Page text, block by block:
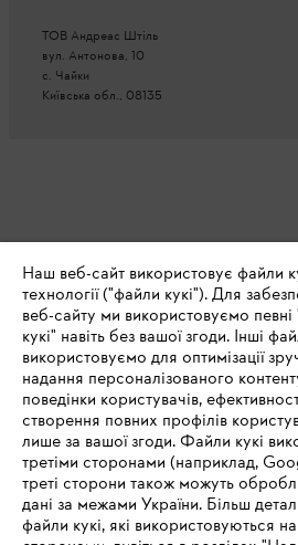
ТОВ Андреас Штіль
вул. Антонова, 10
с. Чайки
Київська обл., 08135
Наш веб-сайт використовує файли
технології ("файли кукі"). Для
веб-сайту ми використовуємо певні
кукі" навіть без вашої згоди. Інші
використовуємо для оптимізації
надання персоналізованого
поведінки користувачів,
створення повних профілів
лише за вашої згоди. Файли кукі
третіми сторонами (наприклад,
треті сторони також можуть
дані за межами України. Більш
файли кукі, які використовуються